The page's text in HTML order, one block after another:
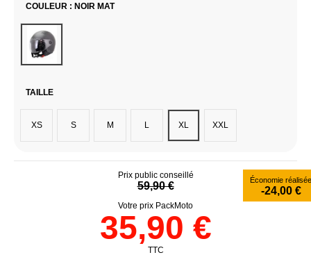
COULEUR : NOIR MAT
Noir Mat
TAILLE
XS S M L XL XXL
Prix public conseillé
59,90 € Économie réalisée
-24,00 €
Votre prix PackMoto
35,90 €
TTC